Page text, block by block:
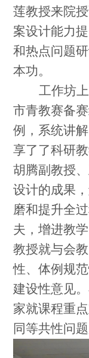
莲教授来院
案设计能力
和热点问题
本功。
工作坊
市青教赛备
例，系统讲
享了了科研
胡腾副教授
设计的成果
磨和提升全
夫，增进教
教授就与会
性、体例规
建设性意见
家就课程重
同等共性问